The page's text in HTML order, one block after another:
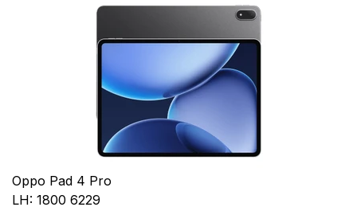
Oppo Pad 4 Pro
LH: 1800 6229